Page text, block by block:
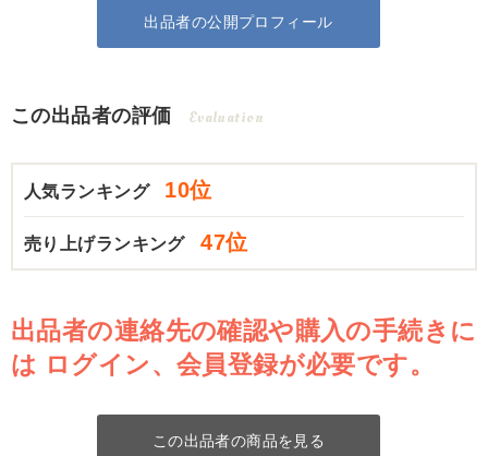
出品者の公開プロフィール
この出品者の評価 Evaluation
人気ランキング 10位
売り上げランキング 47位
出品者の連絡先の確認や購入の手続きに
は ログイン、会員登録が必要です。
この出品者の商品を見る